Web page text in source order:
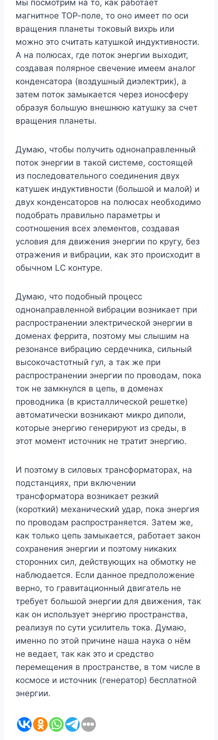
мы посмотрим на то, как работает
магнитное ТОР-поле, то оно имеет по оси
вращения планеты токовый вихрь или
можно это считать катушкой индуктивности.
А на полюсах, где поток энергии выходит,
создавая полярное свечение имеем аналог
конденсатора (воздушный диэлектрик), а
затем поток замыкается через ионосферу
образуя большую внешнюю катушку за счет
вращения планеты.
Думаю, чтобы получить однонаправленный
поток энергии в такой системе, состоящей
из последовательного соединения двух
катушек индуктивности (большой и малой) и
двух конденсаторов на полюсах необходимо
подобрать правильно параметры и
соотношения всех элементов, создавая
условия для движения энергии по кругу, без
отражения и вибрации, как это происходит в
обычном LC контуре.
Думаю, что подобный процесс
однонаправленной вибрации возникает при
распространении электрической энергии в
доменах феррита, поэтому мы слышим на
резонансе вибрацию сердечника, сильный
высокочастотный гул, а так же при
распространении энергии по проводам, пока
ток не замкнулся в цепь, в доменах
проводника (в кристаллической решетке)
автоматически возникают микро диполи,
которые энергию генерируют из среды, в
этот момент источник не тратит энергию.
И поэтому в силовых трансформаторах, на
подстанциях, при включении
трансформатора возникает резкий
(короткий) механический удар, пока энергия
по проводам распространяется. Затем же,
как только цепь замыкается, работает закон
сохранения энергии и поэтому никаких
сторонних сил, действующих на обмотку не
наблюдается. Если данное предположение
верно, то гравитационный двигатель не
требует большой энергии для движения, так
как он использует энергию пространства,
реализуя по сути усилитель тока. Думаю,
именно по этой причине наша наука о нём
не ведает, так как это и средство
перемещения в пространстве, в том числе в
космосе и источник (генератор) бесплатной
энергии.